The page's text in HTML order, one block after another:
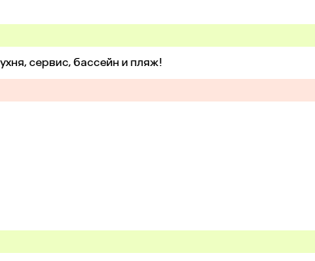
сервис, бассейн и пляж!